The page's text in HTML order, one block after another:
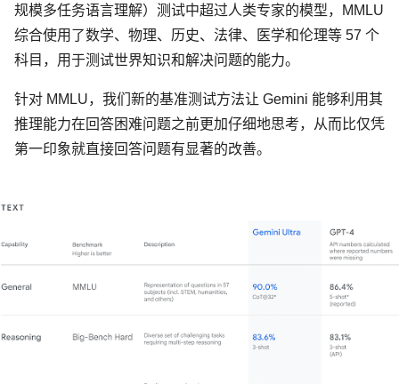
规模多任务语言理解）测试中超过人类专家的模型，MMLU
综合使用了数学、物理、历史、法律、医学和伦理等 57 个
科目，用于测试世界知识和解决问题的能力。
针对 MMLU，我们新的基准测试方法让 Gemini 能够利用其
推理能力在回答困难问题之前更加仔细地思考，从而比仅凭
第一印象就直接回答问题有显著的改善。